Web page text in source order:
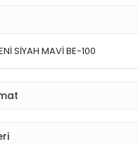
SİYAH MAVİ BE-100